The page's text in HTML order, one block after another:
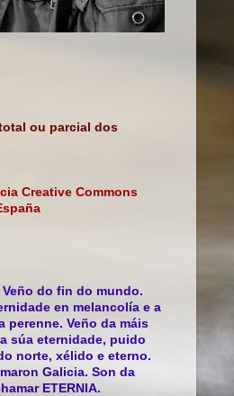
ou parcial dos
Creative Commons
do fin do mundo.
en melancolía e a
perenne. Veño da máis
súa eternidade, puido
norte, xélido e eterno.
Galicia. Son da
ETERNIA.